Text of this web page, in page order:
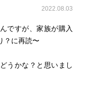
2022.08.03
ですが、家族が購入
？に再読〜
うかな？と思いまし